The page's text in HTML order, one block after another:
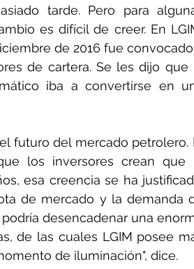
tarde. Pero para
es difícil de creer. En
de 2016 fue
de cartera. Se les dijo que
iba a convertirse en
futuro del mercado petrolero.
los inversores crean que
esa creencia se ha
de mercado y la demanda
desencadenar una
de las cuales LGIM posee
de iluminación", dice.